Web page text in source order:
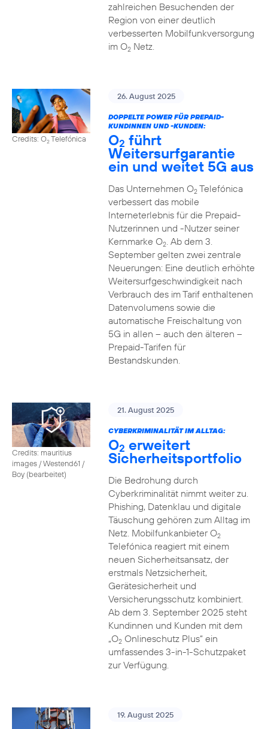
zahlreichen Besuchenden der
Region von einer deutlich
verbesserten Mobilfunkversorgung
im O2Netz.
Credits: O2Telefónica
26. August 2025
DOPPELTE POWER FÜR PREPAID-
KUNDINNEN UND -KUNDEN:
O2 führt
Weitersurfgarantie
ein und weitet 5G aus
Das Unternehmen O2Telefónica
verbessert das mobile
Interneterlebnis für die Prepaid-
Nutzerinnen und -Nutzer seiner
Kernmarke O2. Ab dem 3.
September gelten zwei zentrale
Neuerungen: Eine deutlich erhöhte
Weitersurfgeschwindigkeit nach
Verbrauch des im Tarif enthaltenen
Datenvolumens sowie die
automatische Freischaltung von
5G in allen – auch den älteren –
Prepaid-Tarifen für
Bestandskunden.
Credits: mauritius
images / Westend61 /
Boy (bearbeitet)
21. August 2025
CYBERKRIMINALITÄT IM ALLTAG:
O2 erweitert
Sicherheitsportfolio
Die Bedrohung durch
Cyberkriminalität nimmt weiter zu.
Phishing, Datenklau und digitale
Täuschung gehören zum Alltag im
Netz. Mobilfunkanbieter O2
Telefónica reagiert mit einem
neuen Sicherheitsansatz, der
erstmals Netzsicherheit,
Gerätesicherheit und
Versicherungsschutz kombiniert.
Ab dem 3. September 2025 steht
Kundinnen und Kunden mit dem
„O2Onlineschutz Plus“ ein
umfassendes 3-in-1-Schutzpaket
zur Verfügung.
19. August 2025